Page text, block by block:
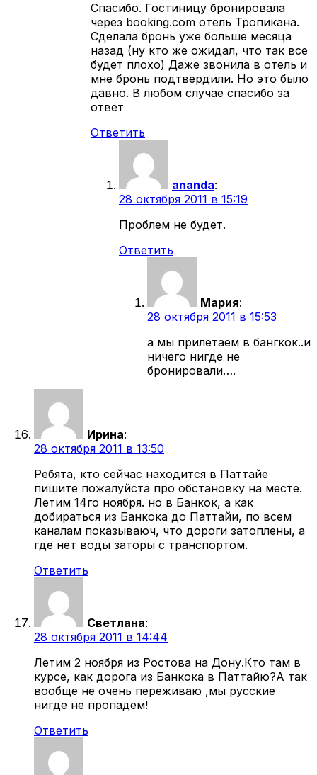
Спасибо. Гостиницу бронировала
через booking.com отель Тропикана.
Сделала бронь уже больше месяца
назад (ну кто же ожидал, что так все
будет плохо) Даже звонила в отель и
мне бронь подтвердили. Но это было
давно. В любом случае спасибо за
ответ
Ответить
ananda:
28 октября 2011 в 15:19
Проблем не будет.
Ответить
Мария:
28 октября 2011 в 15:53
а мы прилетаем в бангкок..и
ничего нигде не
бронировали….
Ирина:
28 октября 2011 в 13:50
Ребята, кто сейчас находится в Паттайе
пишите пожалуйста про обстановку на месте.
Летим 14го ноября. но в Банкок, а как
добираться из Банкока до Паттайи, по всем
каналам показываюч, что дороги затоплены, а
где нет воды заторы с транспортом.
Ответить
Светлана:
28 октября 2011 в 14:44
Летим 2 ноября из Ростова на Дону.Кто там в
курсе, как дорога из Банкока в Паттайю?А так
вообще не очень переживаю ,мы русские
нигде не пропадем!
Ответить